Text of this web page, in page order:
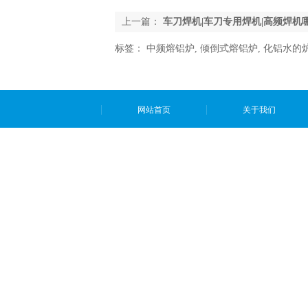
上一篇： 车刀焊机|车刀专用焊机|高频焊机
标签： 中频熔铝炉, 倾倒式熔铝炉, 化铝水的
网站首页 关于我们